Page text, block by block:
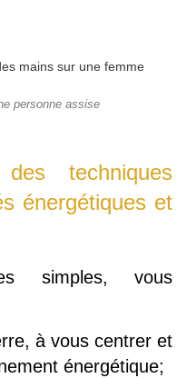
personne assise
des techniques
énergétiques et
simples, vous
à vous centrer et
énergétique;